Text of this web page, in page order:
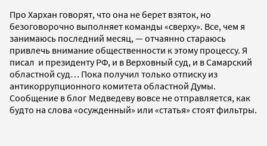
Про Хархан говорят, что она не берет взяток, но
безоговорочно выполняет команды «сверху». Все, чем я
занимаюсь последний месяц, — отчаянно стараюсь
привлечь внимание общественности к этому процессу. Я
писал и президенту РФ, и в Верховный суд, и в Самарский
областной суд… Пока получил только отписку из
антикоррупционного комитета областной Думы.
Сообщение в блог Медведеву вовсе не отправляется, как
будто на слова «осужденный» или «статья» стоят фильтры.